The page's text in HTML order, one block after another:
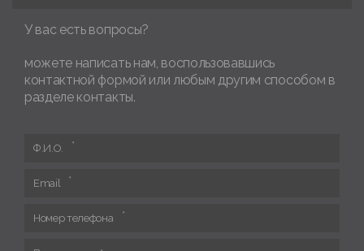
У вас есть вопросы?
можете написать нам, воспользовавшись
контактной формой или любым другим способом в
разделе контакты.
Ф.И.О.
Email
Номер телефона